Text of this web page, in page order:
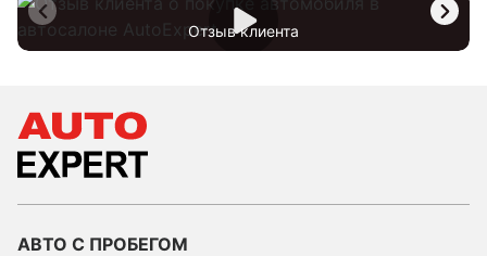
Отзыв клиента
АВТО С ПРОБЕГОМ